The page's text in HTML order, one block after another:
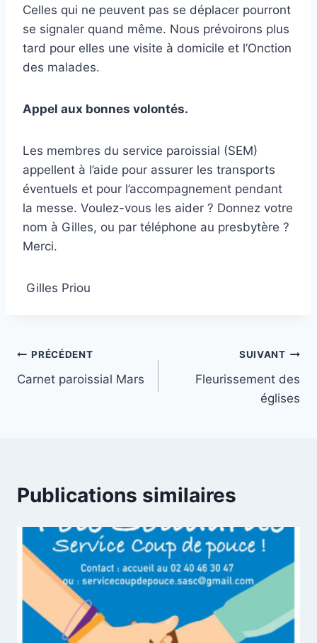
Celles qui ne peuvent pas se déplacer pourront
se signaler quand même. Nous prévoirons plus
tard pour elles une visite à domicile et l’Onction
des malades.
Appel aux bonnes volontés.
Les membres du service paroissial (SEM)
appellent à l’aide pour assurer les transports
éventuels et pour l’accompagnement pendant
la messe. Voulez-vous les aider ? Donnez votre
nom à Gilles, ou par téléphone au presbytère ?
Merci.
Gilles Priou
Navigation
de
PRÉCÉDENT
Carnet paroissial Mars
SUIVANT
Fleurissement des
églises
Publications similaires